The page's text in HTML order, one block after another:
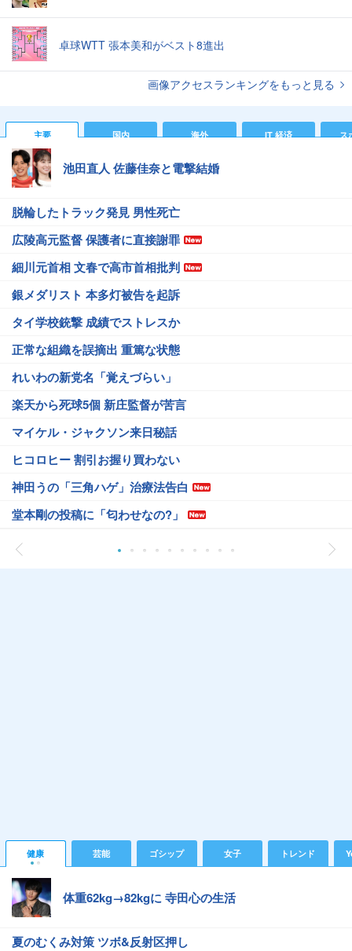
卓球WTT 張本美和がベスト8進出
画像アクセスランキングをもっと見る
主要 国内 海外 IT 経済 ス
池田直人 佐藤佳奈と電撃結婚
脱輪したトラック発見 男性死亡
広陵高元監督 保護者に直接謝罪
細川元首相 文春で高市首相批判
銀メダリスト 本多灯被告を起訴
タイ学校銃撃 成績でストレスか
正常な組織を誤摘出 重篤な状態
れいわの新党名「覚えづらい」
楽天から死球5個 新庄監督が苦言
マイケル・ジャクソン来日秘話
ヒコロヒー 割引お握り買わない
神田うの「三角ハゲ」治療法告白
堂本剛の投稿に「匂わせなの?」
健康 芸能 ゴシップ 女子 トレンド
体重62kg→82kgに 寺田心の生活
夏のむくみ対策 ツボ&反射区押し